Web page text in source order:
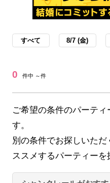
すべて 8/7 (金)
0 件中 ～件
ご希望の条件のパーテ
す。
別の条件でお探しいた
ススメするパーティー